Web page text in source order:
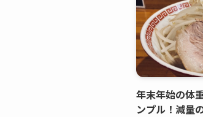
年末年始の体
ンプル！減量